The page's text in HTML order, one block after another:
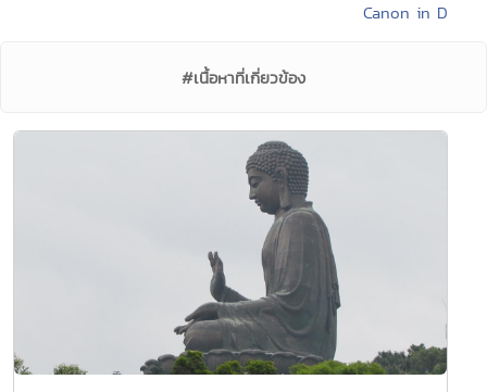
Canon in D
#เนื้อหาที่เกี่ยวข้อง